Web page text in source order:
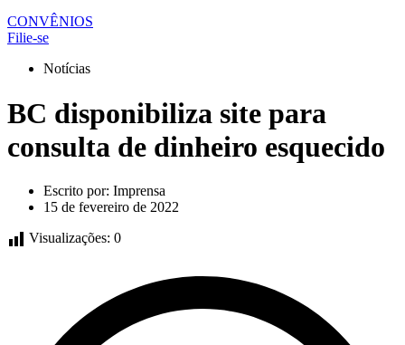
CONVÊNIOS
Filie-se
Notícias
BC disponibiliza site para
consulta de dinheiro esquecido
Escrito por: Imprensa
15 de fevereiro de 2022
Visualizações: 0